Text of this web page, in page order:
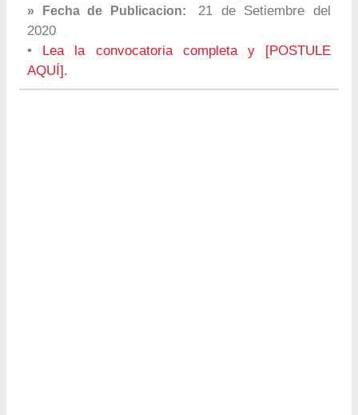
» Fecha de Publicacion:
21 de Setiembre del
2020
•
Lea la convocatoria completa y [POSTULE
AQUÍ].